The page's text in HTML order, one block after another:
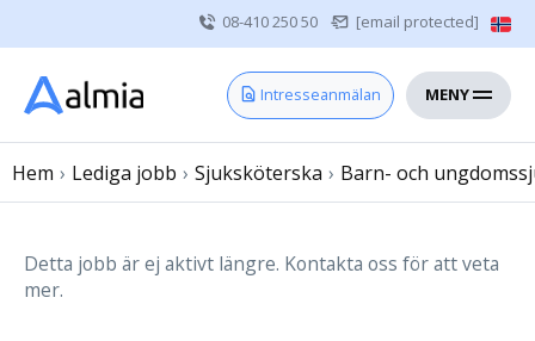
08-410 250 50 [email protected]
Intresseanmälan MENY
Hem
Vårdgivare
Om oss
Hem › Lediga jobb › Sjuksköterska › Barn- och
Detta jobb är ej aktivt längre. Kontakta oss för att veta
mer.